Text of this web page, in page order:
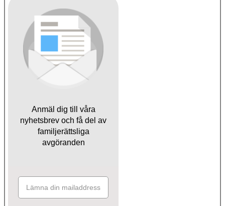
Anmäl dig till våra
nyhetsbrev och få del av
familjerättsliga
avgöranden